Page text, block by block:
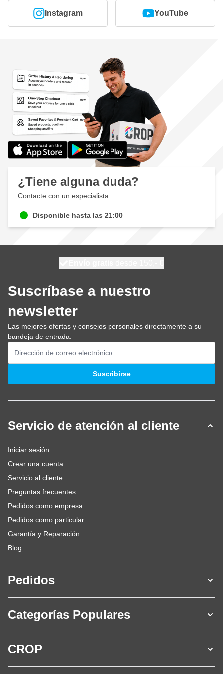
Instagram YouTube
¿Tiene alguna duda?
Contacte con un especialista
Disponible hasta las 21:00
Suscríbase a nuestro
newsletter
Las mejores ofertas y consejos personales directamente a su
bandeja de entrada.
Dirección de email
Suscribirse
Servicio de atención al cliente
Iniciar sesión
Crear una cuenta
Servicio al cliente
Preguntas frecuentes
Pedidos como empresa
Pedidos como particular
Garantía y Reparación
Blog
Pedidos
Categorías Populares
CROP